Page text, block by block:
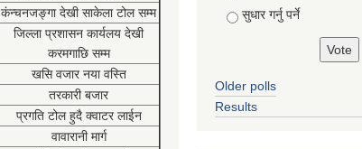
कंन्चनजङ्गा देखी साकेला टोल सम्म
जिल्ला प्रशासन कार्यलय देखी
करमगाछि सम्म
खसि वजार नया वस्ति
तरकारी बजार
प्रगति टोल हुदै क्वाटर लाईन
वावारानी मार्ग
सुधार गर्नु पर्ने
Older polls
Results